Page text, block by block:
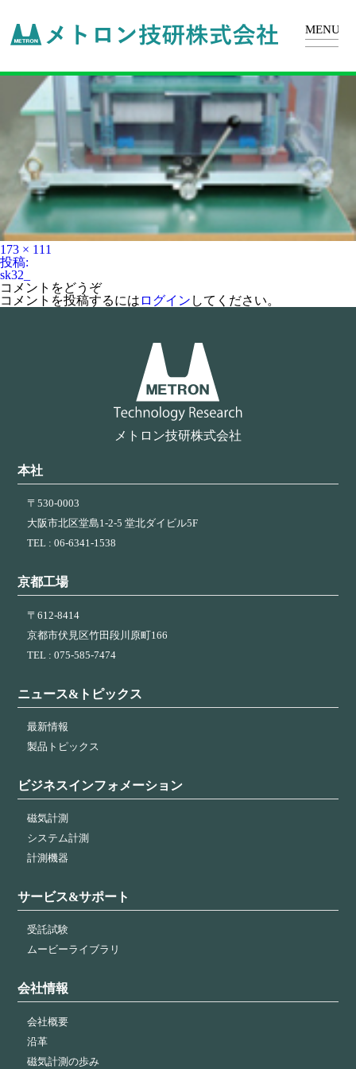
フ
ル
サ
イ
ズ
173 × 111
投
稿
ナ
ビ
投稿:
sk32_
コメントをどうぞ
コメントを投稿するには ログイン してください。
メトロン技研株式会社
本社
〒530-0003
大阪市北区堂島1-2-5 堂北ダイビル5F
TEL : 06-6341-1538
京都工場
〒612-8414
京都市伏見区竹田段川原町166
TEL : 075-585-7474
ニュース&トピックス
最新情報
製品トピックス
ビジネスインフォメーション
磁気計測
システム計測
計測機器
サービス&サポート
受託試験
ムービーライブラリ
会社情報
会社概要
沿革
磁気計測の歩み